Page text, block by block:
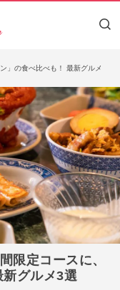
」の食べ比べも！ 最新グルメ
限定コースに、
新グルメ3選